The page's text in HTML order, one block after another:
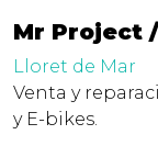
Mr Project
Lloret de Mar
Venta y
y E-bikes.